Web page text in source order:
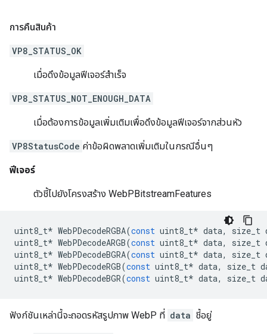
การคืนสินค้า
VP8_STATUS_OK
เมื่อดึงข้อมูลฟีเจอร์สำเร็จ
VP8_STATUS_NOT_ENOUGH_DATA
เมื่อต้องการข้อมูลเพิ่มเติมเพื่อดึงข้อมูลฟีเจอร์จากส่วนหัว
VP8StatusCode ค่าข้อผิดพลาดเพิ่มเติมในกรณีอื่นๆ
ฟีเจอร์
ตัวชี้ไปยังโครงสร้าง WebPBitstreamFeatures
uint8_t* WebPDecodeRGBA(const uint8_t* data, size_t
uint8_t* WebPDecodeARGB(const uint8_t* data, size_t
uint8_t* WebPDecodeBGRA(const uint8_t* data, size_t
uint8_t* WebPDecodeRGB(const uint8_t* data, size_t
uint8_t* WebPDecodeBGR(const uint8_t* data, size_t
ฟังก์ชันเหล่านี้จะถอดรหัสรูปภาพ WebP ที่ data ชี้อยู่